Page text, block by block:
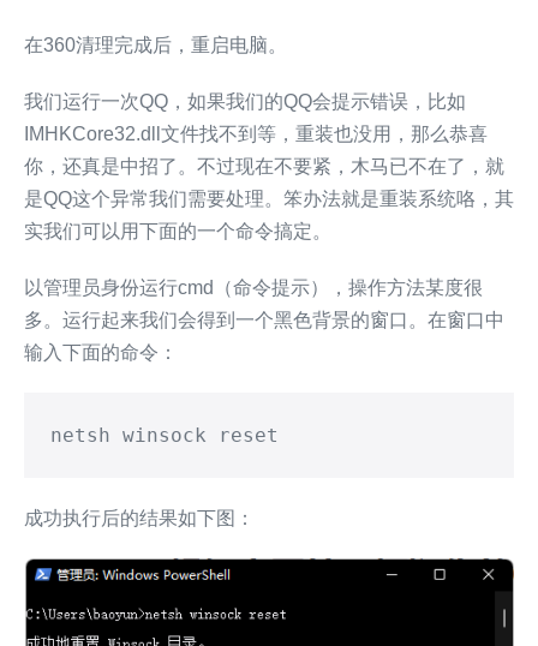
在360清理完成后，重启电脑。
我们运行一次QQ，如果我们的QQ会提示错误，比如
IMHKCore32.dll文件找不到等，重装也没用，那么恭喜
你，还真是中招了。不过现在不要紧，木马已不在了，就
是QQ这个异常我们需要处理。笨办法就是重装系统咯，其
实我们可以用下面的一个命令搞定。
以管理员身份运行cmd（命令提示），操作方法某度很
多。运行起来我们会得到一个黑色背景的窗口。在窗口中
输入下面的命令：
netsh winsock reset
成功执行后的结果如下图：